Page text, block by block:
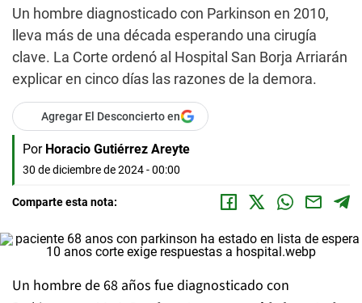
Un hombre diagnosticado con Parkinson en 2010,
lleva más de una década esperando una cirugía
clave. La Corte ordenó al Hospital San Borja Arriarán
explicar en cinco días las razones de la demora.
Agregar El Desconcierto en
Por Horacio Gutiérrez Areyte
30 de diciembre de 2024 - 00:00
Comparte esta nota:
Un hombre de 68 años fue diagnosticado con